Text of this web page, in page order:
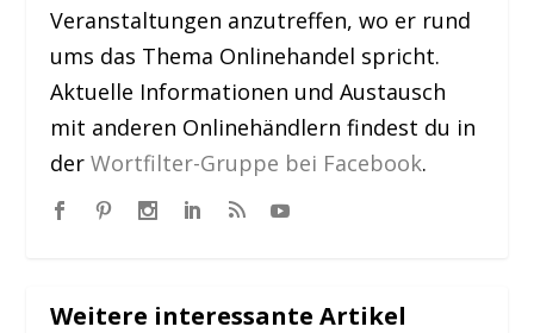
Veranstaltungen anzutreffen, wo er rund
ums das Thema Onlinehandel spricht.
Aktuelle Informationen und Austausch
mit anderen Onlinehändlern findest du in
derWortfilter-Gruppe bei Facebook.
Weitere interessante Artikel